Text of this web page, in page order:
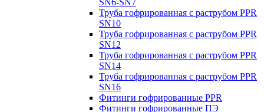
Труба гофрированная с раструбом PPR
SN10
Труба гофрированная с раструбом PPR
SN12
Труба гофрированная с раструбом PPR
SN14
Труба гофрированная с раструбом PPR
SN16
Фитинги гофрированные PPR
Фитинги гофрированные ПЭ